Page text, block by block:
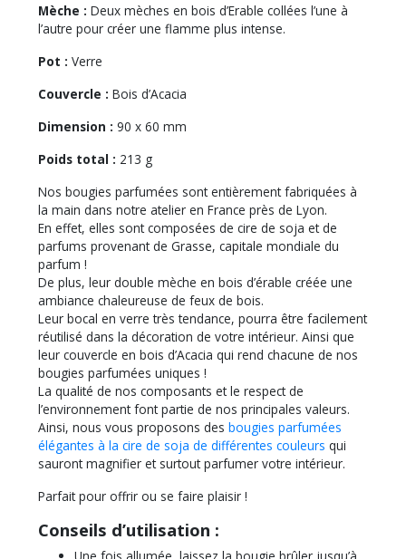
Mèche : Deux mèches en bois d’Erable collées l’une à
l’autre pour créer une flamme plus intense.
Pot : Verre
Couvercle : Bois d’Acacia
Dimension : 90 x 60 mm
Poids total : 213 g
Nos bougies parfumées sont entièrement fabriquées à
la main dans notre atelier en France près de Lyon.
En effet, elles sont composées de cire de soja et de
parfums provenant de Grasse, capitale mondiale du
parfum !
De plus, leur double mèche en bois d’érable créée une
ambiance chaleureuse de feux de bois.
Leur bocal en verre très tendance, pourra être facilement
réutilisé dans la décoration de votre intérieur. Ainsi que
leur couvercle en bois d’Acacia qui rend chacune de nos
bougies parfumées uniques !
La qualité de nos composants et le respect de
l’environnement font partie de nos principales valeurs.
Ainsi, nous vous proposons des bougies parfumées
élégantes à la cire de soja de différentes couleurs qui
sauront magnifier et surtout parfumer votre intérieur.
Parfait pour offrir ou se faire plaisir !
Conseils d’utilisation :